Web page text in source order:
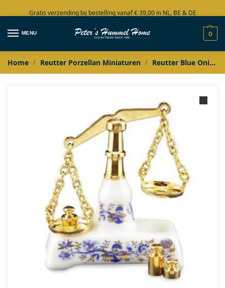
Gratis verzending bij bestelling vanaf € 39,00 in NL, BE & DE
Grote collectie in voorraad
MENU 0
Home / Reutter Porzellan Miniaturen / Reutter Blue Onion Gold